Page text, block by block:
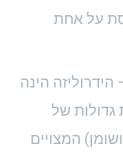
על אחת
הידרוליזה הינה
גדולות של
המצויים